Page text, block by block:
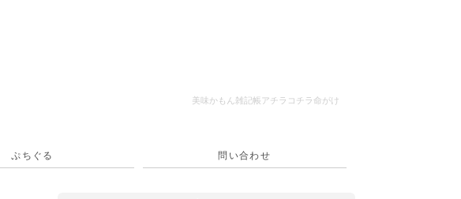
美味かもん雑記帳 アチラコチラ命がけ
ぷちぐる 問い合わせ